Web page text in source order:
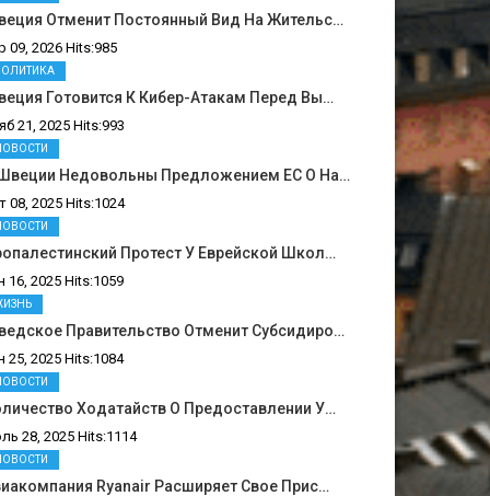
Отменит Постоянный Вид На Жительс…
09, 2026 Hits:985
Готовится К Кибер-Атакам Перед Вы…
21, 2025 Hits:993
Недовольны Предложением ЕС О На…
08, 2025 Hits:1024
Протест У Еврейской Школ…
16, 2025 Hits:1059
Правительство Отменит Субсидиро…
25, 2025 Hits:1084
Ходатайств О Предоставлении У…
28, 2025 Hits:1114
Ryanair Расширяет Свое Прис…